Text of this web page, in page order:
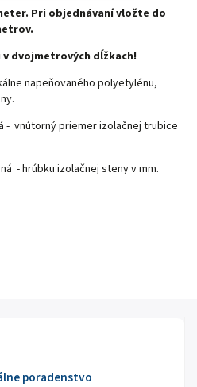
Pri objednávaní vložte do
dvojmetrových dĺžkach!
napeňovaného polyetylénu,
- vnútorný priemer izolačnej trubice
- hrúbku izolačnej steny v mm.
poradenstvo